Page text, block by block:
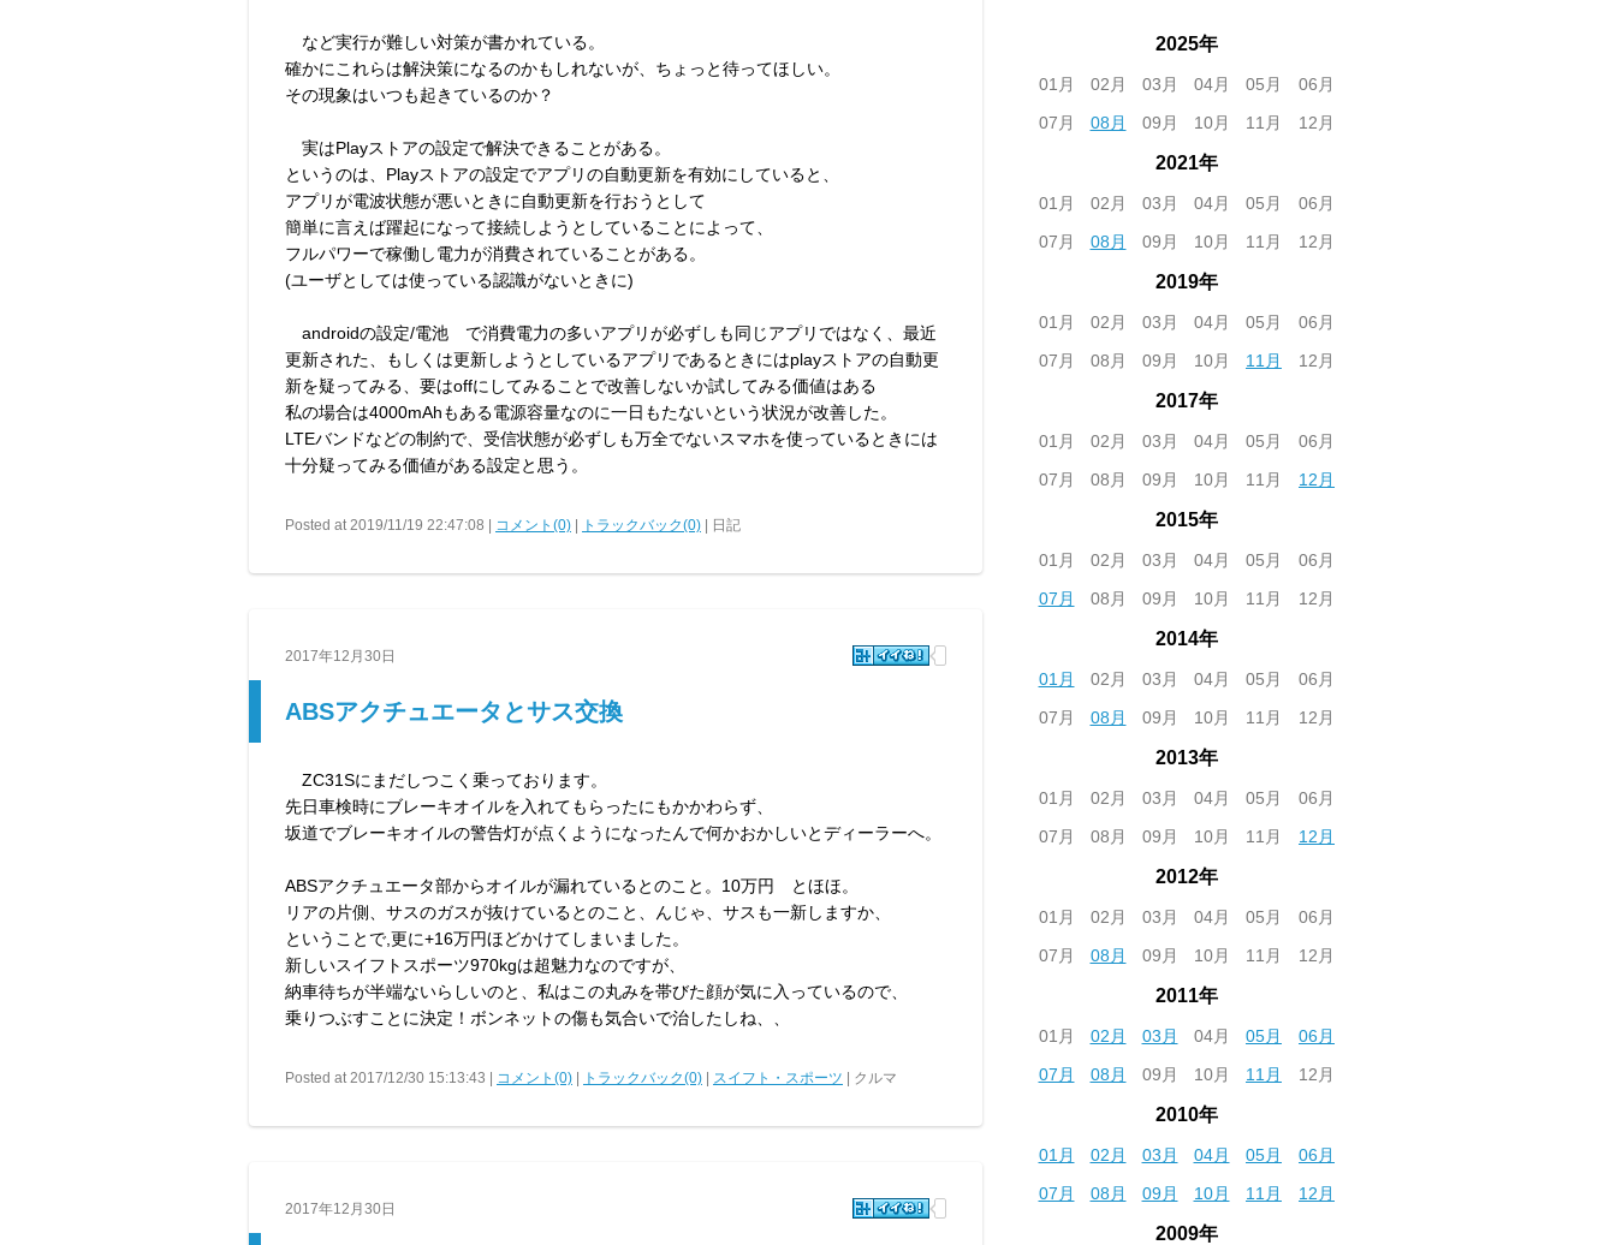
など実行が難しい対策が書かれている。
確かにこれらは解決策になるのかもしれないが、ちょっと待ってほしい。
その現象はいつも起きているのか？
実はPlayストアの設定で解決できることがある。
というのは、Playストアの設定でアプリの自動更新を有効にしていると、
アプリが電波状態が悪いときに自動更新を行おうとして
簡単に言えば躍起になって接続しようとしていることによって、
フルパワーで稼働し電力が消費されていることがある。
(ユーザとしては使っている認識がないときに)
androidの設定/電池 で消費電力の多いアプリが必ずしも同じアプリではなく、最近
更新された、もしくは更新しようとしているアプリであるときにはplayストアの自動更
新を疑ってみる、要はoffにしてみることで改善しないか試してみる価値はある
私の場合は4000mAhもある電源容量なのに一日もたないという状況が改善した。
LTEバンドなどの制約で、受信状態が必ずしも万全でないスマホを使っているときには
十分疑ってみる価値がある設定と思う。
Posted at 2019/11/19 22:47:08 | コメント(0) トラックバック(0) | 日記
2017年12月30日
ABSアクチュエータとサス交換
ZC31Sにまだしつこく乗っております。
先日車検時にブレーキオイルを入れてもらったにもかかわらず、
坂道でブレーキオイルの警告灯が点くようになったんで何かおかしいとディーラーへ。
ABSアクチュエータ部からオイルが漏れているとのこと。10万円 とほほ。
リアの片側、サスのガスが抜けているとのこと、んじゃ、サスも一新しますか、
ということで,更に+16万円ほどかけてしまいました。
新しいスイフトスポーツ970kgは超魅力なのですが、
納車待ちが半端ないらしいのと、私はこの丸みを帯びた顔が気に入っているので、
乗りつぶすことに決定！ボンネットの傷も気合いで治したしね、、
Posted at 2017/12/30 15:13:43 | コメント(0) トラックバック(0) スイフト・スポーツ | クルマ
2017年12月30日
2025年
01月 02月 03月 04月 05月
06月
07月
08月 09月 10月 11月 12月
2021年
01月 02月 03月 04月 05月
06月
07月
08月 09月 10月 11月 12月
2019年
01月 02月 03月 04月 05月
06月
07月
08月 09月 10月 11月 12月
2017年
01月 02月 03月 04月 05月
06月
07月
08月 09月 10月 11月 12月
2015年
01月 02月 03月 04月 05月
06月
07月
08月 09月 10月 11月 12月
2014年
01月 02月 03月 04月 05月
06月
07月
08月 09月 10月 11月 12月
2013年
01月 02月 03月 04月 05月
06月
07月
08月 09月 10月 11月 12月
2012年
01月 02月 03月 04月 05月
06月
07月
08月 09月 10月 11月 12月
2011年
01月 02月 03月 04月 05月
06月
07月
08月 09月 10月 11月 12月
2010年
01月 02月 03月 04月 05月
06月
07月
08月 09月 10月 11月 12月
2009年